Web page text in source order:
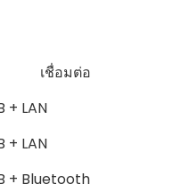
เชื่อมต่อ
+ LAN
+ LAN
+ Bluetooth